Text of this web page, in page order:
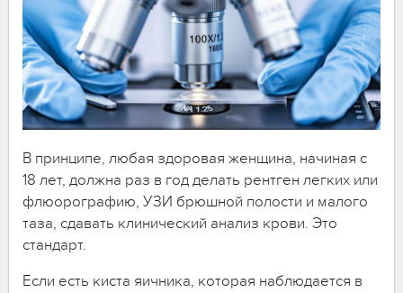
В принципе, любая здоровая женщина, начиная с
18 лет, должна раз в год делать рентген легких или
флюорографию, УЗИ брюшной полости и малого
таза, сдавать клинический анализ крови. Это
стандарт.
Если есть киста яичника, которая наблюдается в